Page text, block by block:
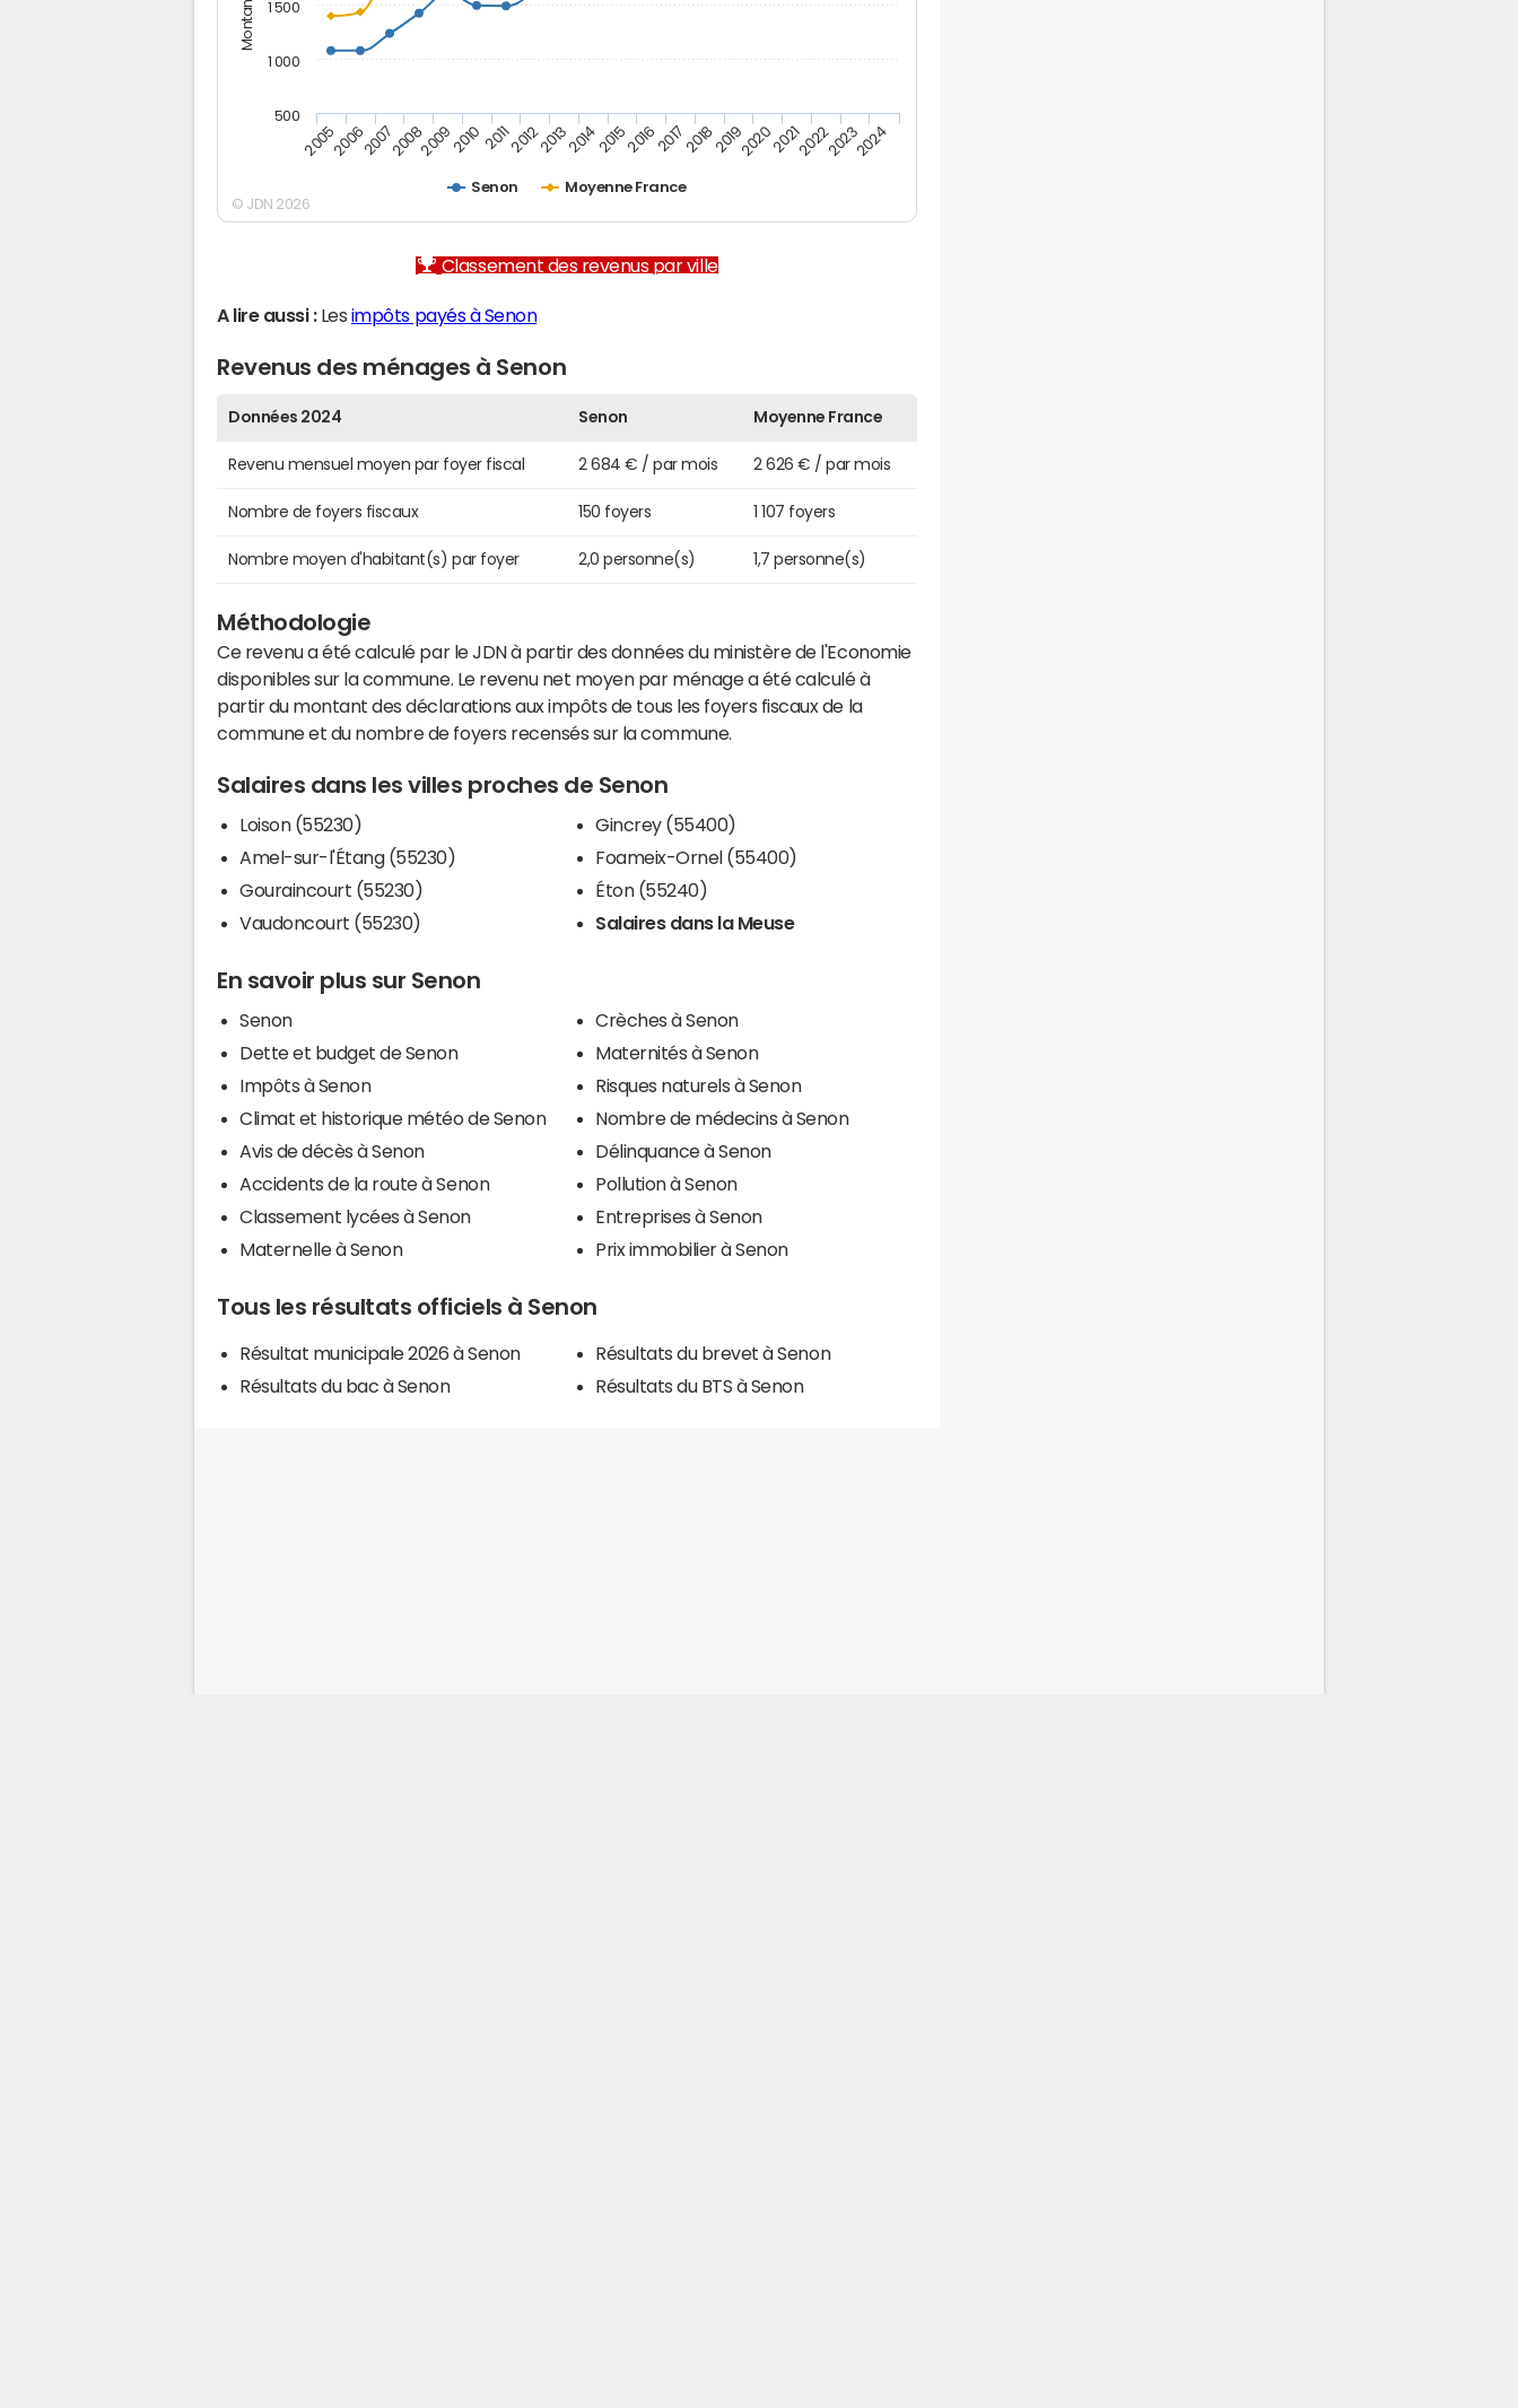
Senon Moyenne France
200520062007200820092010 20112012201320142015201620172018201920202021202220232024
500
1 000
1 500
© JDN 2026
Classement des revenus par ville
A lire aussi :Les impôts payés à Senon
Revenus des ménages à Senon
Données 2024 Senon Moyenne France
Revenu mensuel moyen par foyer fiscal 2 684 € / par mois 2 626 € / par mois
Nombre de foyers fiscaux 150 foyers 1 107 foyers
Nombre moyen d'habitant(s) par foyer 2,0 personne(s) 1,7 personne(s)
Méthodologie
Ce revenu a été calculé par le JDN à partir des données du ministère de l'Economie
disponibles sur la commune. Le revenu net moyen par ménage a été calculé à
partir du montant des déclarations aux impôts de tous les foyers fiscaux de la
commune et du nombre de foyers recensés sur la commune.
Salaires dans les villes proches de Senon
Loison (55230)
Amel-sur-l'Étang (55230)
Gouraincourt (55230)
Vaudoncourt (55230)
Gincrey (55400)
Foameix-Ornel (55400)
Éton (55240)
Salaires dans la Meuse
En savoir plus sur Senon
Senon
Dette et budget de Senon
Impôts à Senon
Climat et historique météo de Senon
Avis de décès à Senon
Accidents de la route à Senon
Classement lycées à Senon
Maternelle à Senon
Crèches à Senon
Maternités à Senon
Risques naturels à Senon
Nombre de médecins à Senon
Délinquance à Senon
Pollution à Senon
Entreprises à Senon
Prix immobilier à Senon
Tous les résultats officiels à Senon
Résultat municipale 2026 à Senon
Résultats du bac à Senon
Résultats du brevet à Senon
Résultats du BTS à Senon